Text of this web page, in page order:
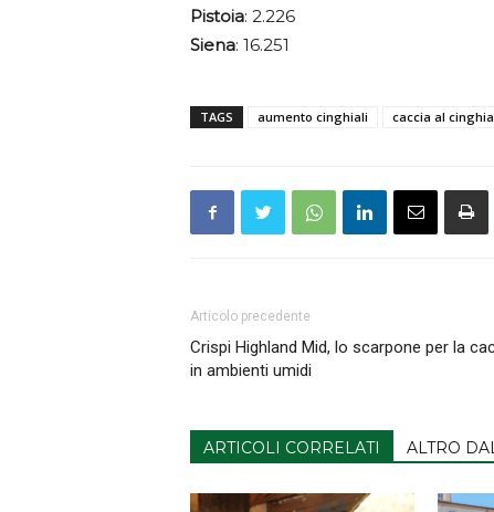
Pistoia: 2.226
Siena: 16.251
TAGS aumento cinghiali caccia al
Articolo precedente
Crispi Highland Mid, lo scarpone per la
in ambienti umidi
ARTICOLI CORRELATI ALTRO